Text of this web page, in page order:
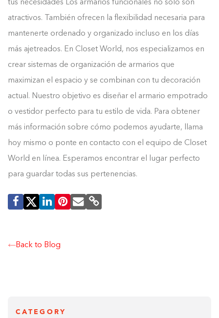
tus necesidades Los armarios funcionales no solo son
atractivos. También ofrecen la flexibilidad necesaria para
mantenerte ordenado y organizado incluso en los días
más ajetreados. En Closet World, nos especializamos en
crear sistemas de organización de armarios que
maximizan el espacio y se combinan con tu decoración
actual. Nuestro objetivo es diseñar el armario empotrado
o vestidor perfecto para tu estilo de vida. Para obtener
más información sobre cómo podemos ayudarte, llama
hoy mismo o ponte en contacto con el equipo de Closet
World en línea. Esperamos encontrar el lugar perfecto
para guardar todas sus pertenencias.
Back to Blog
CATEGORY